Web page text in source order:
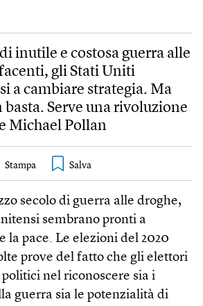
inutile e costosa guerra alle
gli Stati Uniti
a cambiare strategia. Ma
Serve una rivoluzione
Michael Pollan
Stampa
secolo di guerra alle droghe,
sembrano pronti a
la pace. Le elezioni del 2020
prove del fatto che gli elettori
nel riconoscere sia i
guerra sia le potenzialità di